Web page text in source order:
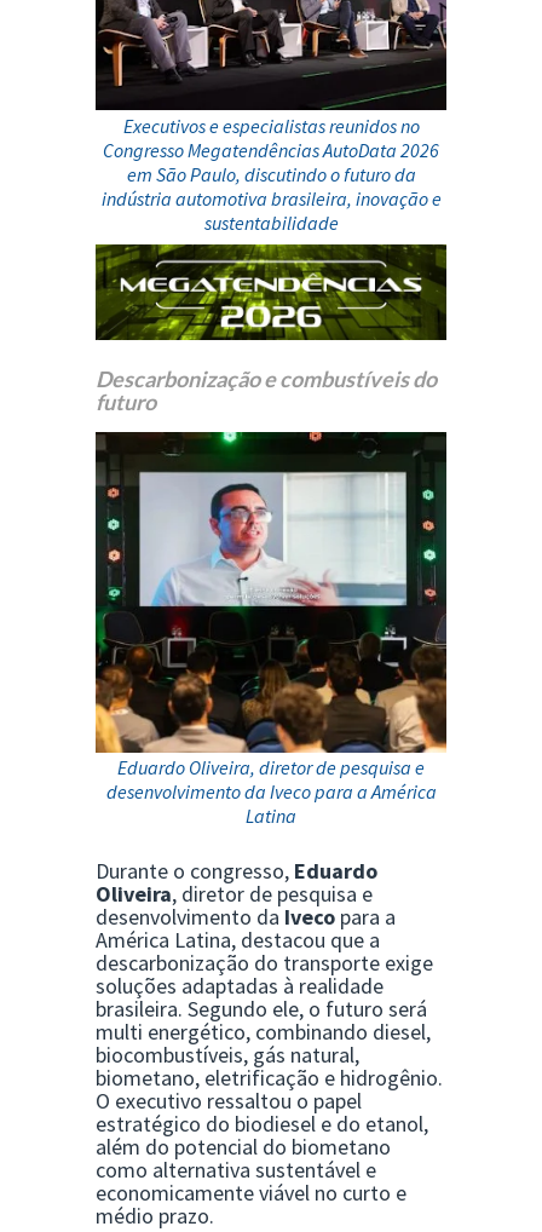
Executivos e especialistas reunidos no
Congresso Megatendências AutoData 2026
em São Paulo, discutindo o futuro da
indústria automotiva brasileira, inovação e
sustentabilidade
Descarbonização e combustíveis do
futuro
Eduardo Oliveira, diretor de pesquisa e
desenvolvimento da Iveco para a América
Latina
Durante o congresso, Eduardo
Oliveira, diretor de pesquisa e
desenvolvimento da Iveco para a
América Latina, destacou que a
descarbonização do transporte exige
soluções adaptadas à realidade
brasileira. Segundo ele, o futuro será
multi energético, combinando diesel,
biocombustíveis, gás natural,
biometano, eletrificação e hidrogênio.
O executivo ressaltou o papel
estratégico do biodiesel e do etanol,
além do potencial do biometano
como alternativa sustentável e
economicamente viável no curto e
médio prazo.